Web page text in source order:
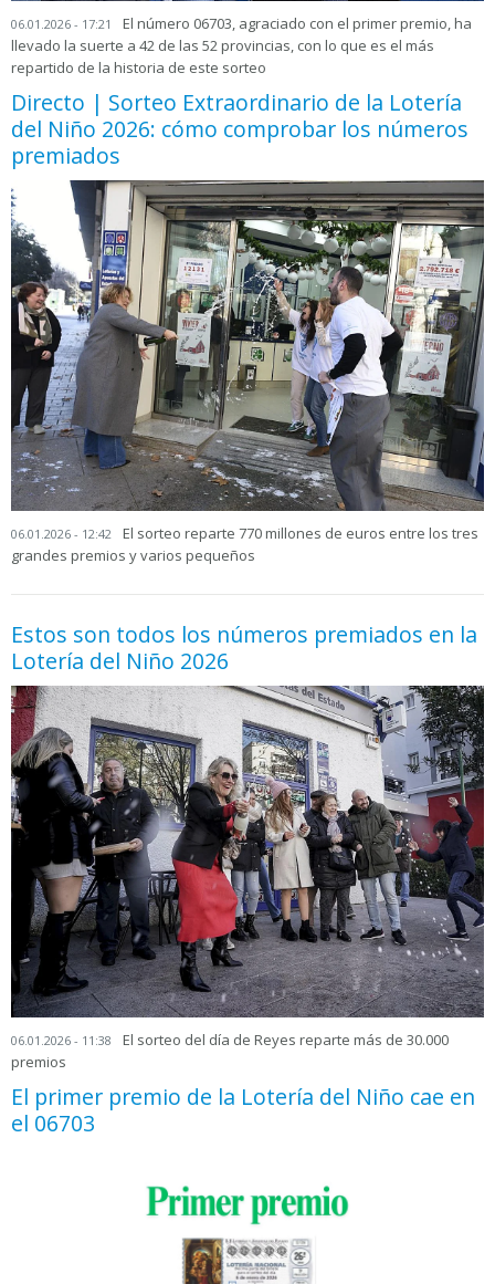
06.01.2026 - 17:21
El número 06703, agraciado con el primer premio, ha
llevado la suerte a 42 de las 52 provincias, con lo que es el más
repartido de la historia de este sorteo
Directo | Sorteo Extraordinario de la Lotería
del Niño 2026: cómo comprobar los números
premiados
06.01.2026 - 12:42
El sorteo reparte 770 millones de euros entre los tres
grandes premios y varios pequeños
Estos son todos los números premiados en la
Lotería del Niño 2026
06.01.2026 - 11:38
El sorteo del día de Reyes reparte más de 30.000
premios
El primer premio de la Lotería del Niño cae en
el 06703